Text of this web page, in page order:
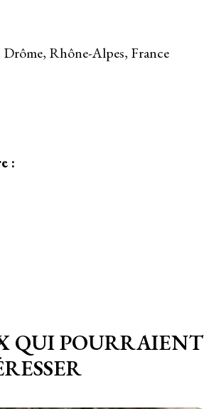
Rhône-Alpes, France
:
QUI POURRAIENT